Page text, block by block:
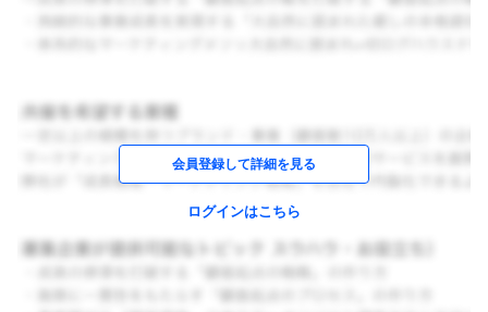
会員登録して詳細を見る
ログインはこちら